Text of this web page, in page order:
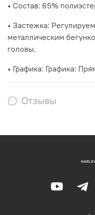
• Состав: 65%
• Застежка:
металлическим
головы.
• Графика: Графика:
Отзывы